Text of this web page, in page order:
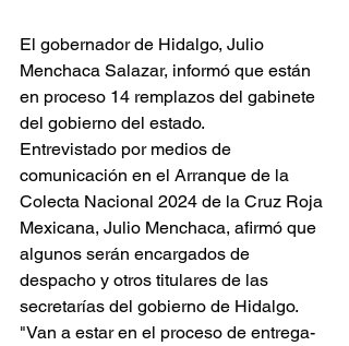
El gobernador de Hidalgo, Julio
Menchaca Salazar, informó que están
en proceso 14 remplazos del gabinete
del gobierno del estado.
Entrevistado por medios de
comunicación en el Arranque de la
Colecta Nacional 2024 de la Cruz Roja
Mexicana, Julio Menchaca, afirmó que
algunos serán encargados de
despacho y otros titulares de las
secretarías del gobierno de Hidalgo.
"Van a estar en el proceso de entrega-